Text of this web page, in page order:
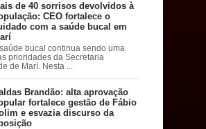
de 40 sorrisos devolvidos à
CEO fortalece o
com a saúde bucal em
bucal continua sendo uma
prioridades da Secretaria
de Marí. Nesta ...
Brandão: alta aprovação
fortalece gestão de Fábio
e esvazia discurso da